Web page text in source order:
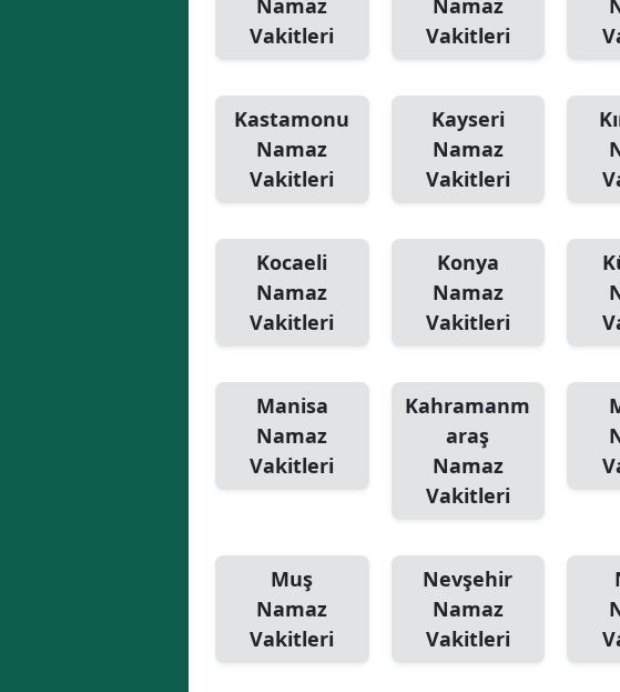
Namaz
Vakitleri
Namaz
Vakitleri
Kastamonu
Namaz
Vakitleri
Kayseri
Namaz
Vakitleri
Kocaeli
Namaz
Vakitleri
Konya
Namaz
Vakitleri
Manisa
Namaz
Vakitleri
Kahramanm
araş
Namaz
Vakitleri
Muş
Namaz
Vakitleri
Nevşehir
Namaz
Vakitleri